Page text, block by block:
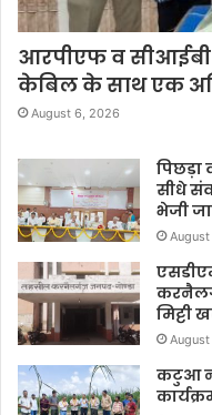
आरपीएफ व सीआईबी
केबिल के साथ एक
August 6, 2026
पिछड़ा
सीधे
भेजी
मिट्टी
कटुआ